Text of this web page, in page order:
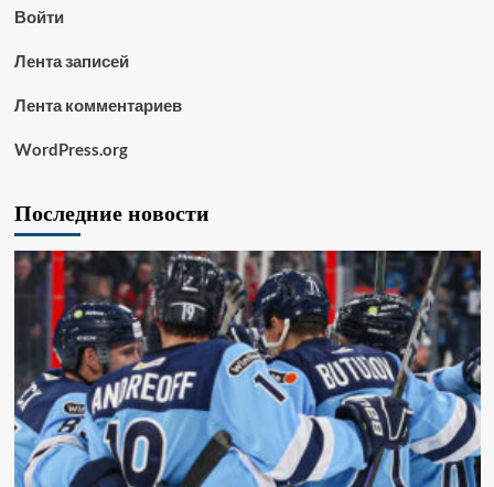
Войти
Лента записей
Лента комментариев
WordPress.org
Последние новости